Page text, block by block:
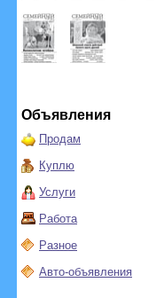
Объявления
Продам
Куплю
Услуги
Работа
Разное
Авто-объявления